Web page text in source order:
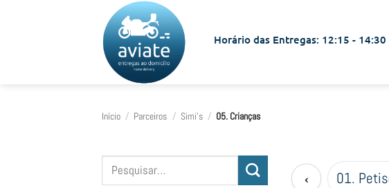
Horário das Entregas: 12:15 -
Início / Parceiros / Simi's / 05. Crianças
Pesquisar
‹ 01.